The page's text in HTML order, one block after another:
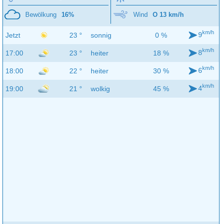
Bewölkung 16% Wind O 13 km/h
Jetzt 23 ° sonnig 0 % 9km/h
17:00 23 ° heiter 18 % 8km/h
18:00 22 ° heiter 30 % 6km/h
19:00 21 ° wolkig 45 % 4km/h